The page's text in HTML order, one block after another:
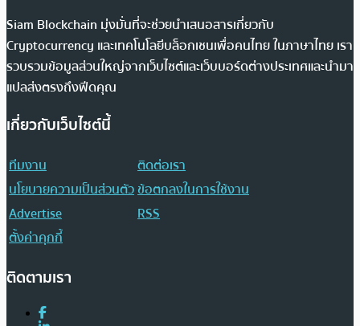
Siam Blockchain มุ่งมั่นที่จะช่วยนำเสนอสารเกี่ยวกับ
Cryptocurrency และเทคโนโลยีบล็อกเชนเพื่อคนไทย ในภาษาไทย เรา
รวบรวมข้อมูลส่วนใหญ่จากเว็บไซต์และเว็บบอร์ดต่างประเทศและนำมา
แปลส่งตรงถึงฟีดคุณ
เกี่ยวกับเว็บไซต์นี้
ทีมงาน
ติดต่อเรา
นโยบายความเป็นส่วนตัวข้อตกลงในการใช้งาน
Advertise
RSS
ตั้งค่าคุกกี้
ติดตามเรา